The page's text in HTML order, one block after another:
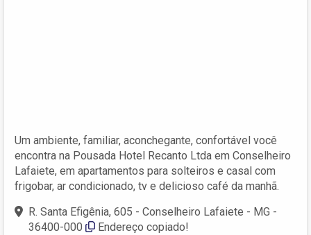
Um ambiente, familiar, aconchegante, confortável você
encontra na Pousada Hotel Recanto Ltda em Conselheiro
Lafaiete, em apartamentos para solteiros e casal com
frigobar, ar condicionado, tv e delicioso café da manhã.
R. Santa Efigênia, 605 - Conselheiro Lafaiete - MG -
36400-000
Endereço copiado!